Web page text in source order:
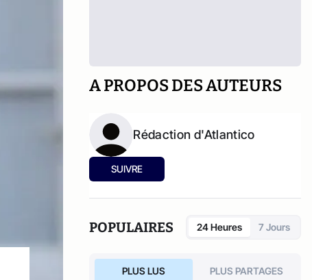
A PROPOS DES AUTEURS
Rédaction d'Atlantico
SUIVRE
POPULAIRES 24 Heures 7 Jours
PLUS LUS PLUS PARTAGES